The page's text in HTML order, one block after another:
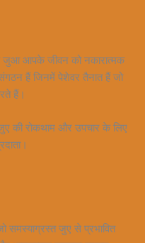
आपके जीवन को नकारात्मक
हैं जिनमें पेशेवर तैनात हैं जो
हैं।
की रोकथाम और उपचार के लिए
समस्याग्रस्त जुए से प्रभावित